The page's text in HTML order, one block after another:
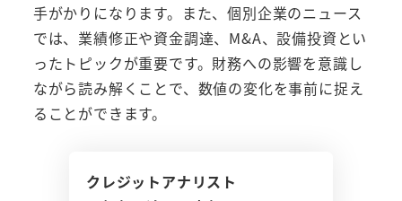
手がかりになります。また、個別企業のニュース
では、業績修正や資金調達、M&A、設備投資とい
ったトピックが重要です。財務への影響を意識し
ながら読み解くことで、数値の変化を事前に捉え
ることができます。
クレジットアナリスト